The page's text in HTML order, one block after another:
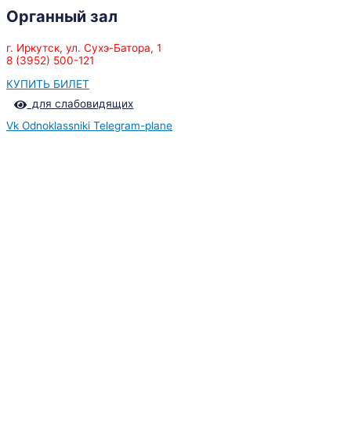
Органный зал
г. Иркутск, ул. Сухэ-Батора, 1
8 (3952) 500-121
КУПИТЬ БИЛЕТ
для слабовидящих
Vk Odnoklassniki Telegram-plane